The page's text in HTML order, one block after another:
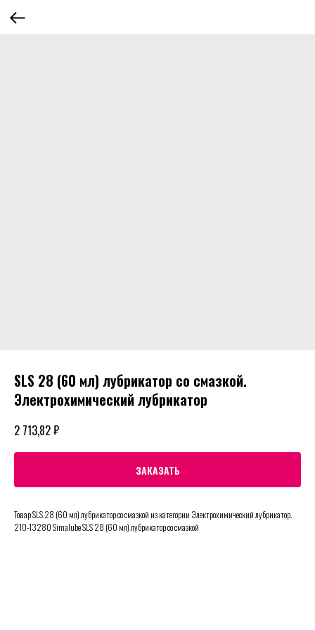
SLS 28 (60 мл) лубрикатор со смазкой.
Электрохимический лубрикатор
2 713,82₽
ЗАКАЗАТЬ
Товар SLS 28 (60 мл) лубрикатор со смазкой из категории Электрохимический лубрикатор.
210-13280 Simalube SLS 28 (60 мл) лубрикатор со смазкой